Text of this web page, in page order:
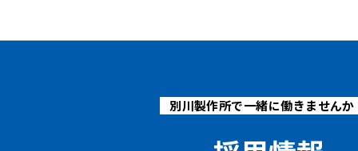
別川製作所で一緒に働きませんか